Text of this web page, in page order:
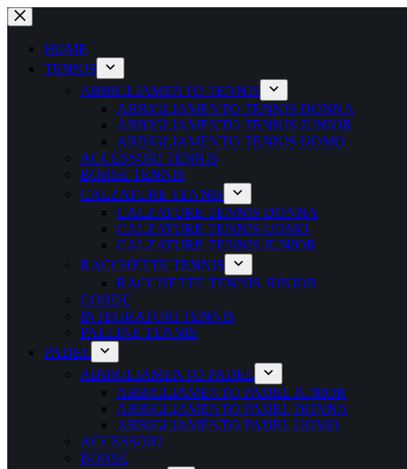
Salta
al
contenutoHOME
TENNIS
ABBIGLIAMENTO TENNIS
ABBIGLIAMENTO TENNIS DONNA
ABBIGLIAMENTO TENNIS JUNIOR
ABBIGLIAMENTO TENNIS UOMO
ACCESSORI TENNIS
BORSE TENNIS
CALZATURE TENNIS
CALZATURE TENNIS DONNA
CALZATURE TENNIS UOMO
CALZATURE TENNIS JUNIOR
RACCHETTE TENNIS
RACCHETTE TENNIS JUNIOR
CORDE
INTEGRATORI TENNIS
PALLINE TENNIS
PADEL
ABBIGLIAMENTO PADEL
ABBIGLIAMENTO PADEL JUNIOR
ABBIGLIAMENTO PADEL DONNA
ABBIGLIAMENTO PADEL UOMO
ACCESSORI
BORSE